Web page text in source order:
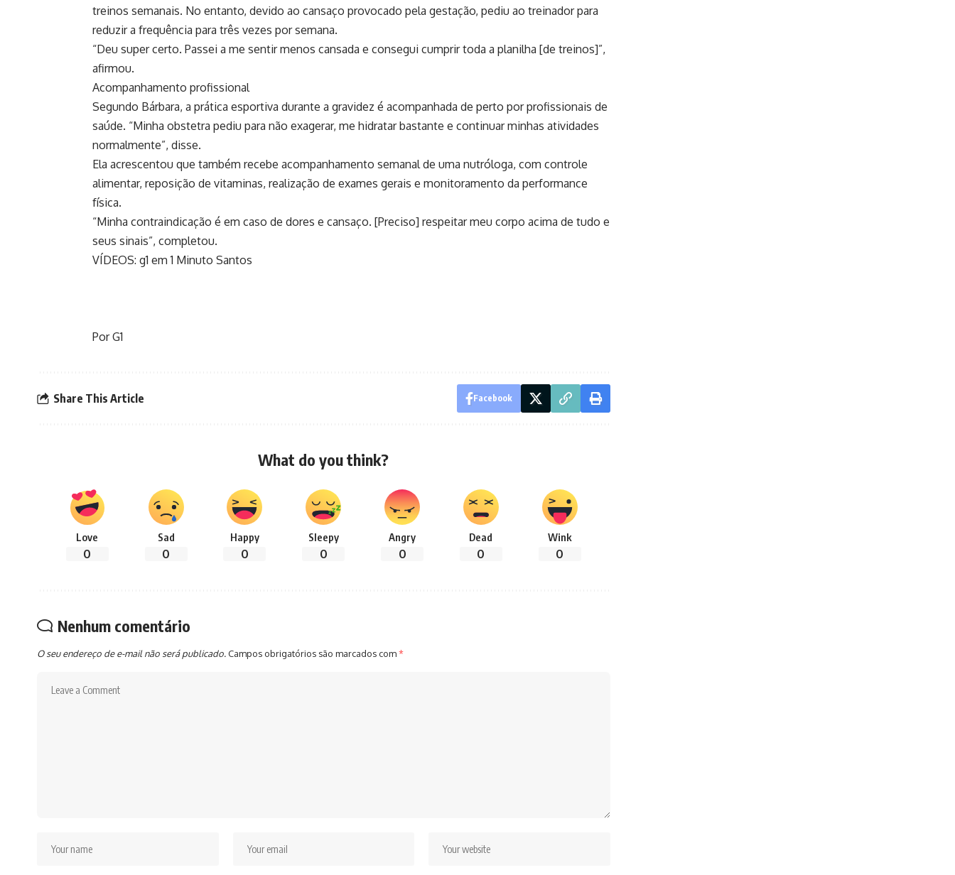
treinos semanais. No entanto, devido ao cansaço provocado pela gestação, pediu ao treinador para
reduzir a frequência para três vezes por semana.
“Deu super certo. Passei a me sentir menos cansada e consegui cumprir toda a planilha [de treinos]”,
afirmou.
Acompanhamento profissional
Segundo Bárbara, a prática esportiva durante a gravidez é acompanhada de perto por profissionais de
saúde. “Minha obstetra pediu para não exagerar, me hidratar bastante e continuar minhas atividades
normalmente”, disse.
Ela acrescentou que também recebe acompanhamento semanal de uma nutróloga, com controle
alimentar, reposição de vitaminas, realização de exames gerais e monitoramento da performance
física.
“Minha contraindicação é em caso de dores e cansaço. [Preciso] respeitar meu corpo acima de tudo e
seus sinais”, completou.
VÍDEOS: g1 em 1 Minuto Santos
Por G1
Share This Article Facebook
What do you think?
Love
0
Sad
0
Happy
0
Sleepy
0
Angry
0
Dead
0
Wink
0
Nenhum comentário
O seu endereço de e-mail não será publicado. Campos obrigatórios são marcados com*